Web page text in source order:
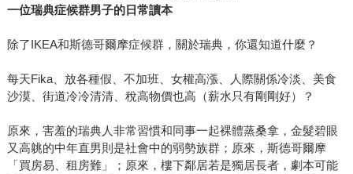
一位瑞典症候群男子的日常讀本
除了IKEA和斯德哥爾摩症候群，關於瑞典，你還知道什麼？
每天Fika、放各種假、不加班、女權高漲、人際關係冷淡、美食
沙漠、街道冷冷清清、稅高物價也高（薪水只有剛剛好）？
原來，害羞的瑞典人非常習慣和同事一起裸體蒸桑拿，金髮碧眼
又高䠷的中年直男則是社會中的弱勢族群；原來，斯德哥爾摩
「買房易、租房難」；原來，樓下鄰居若是獨居長者，劇本可能